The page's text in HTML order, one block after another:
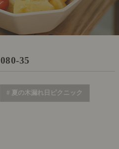
080-35
# 夏の木漏れ日ピクニック